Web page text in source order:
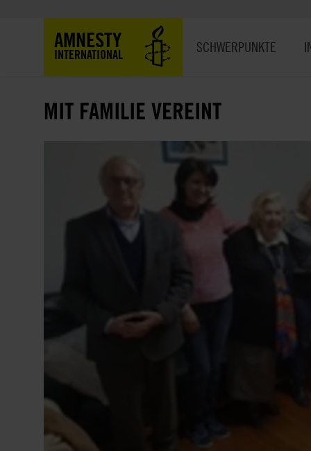
AMNESTY
INTERNATIONAL SCHWERPUNKTE
MIT FAMILIE VEREINT